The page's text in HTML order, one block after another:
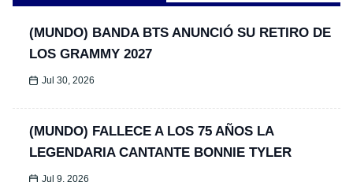
(MUNDO) BANDA BTS ANUNCIÓ SU RETIRO DE
LOS GRAMMY 2027
Jul 30, 2026
(MUNDO) FALLECE A LOS 75 AÑOS LA
LEGENDARIA CANTANTE BONNIE TYLER
Jul 9, 2026